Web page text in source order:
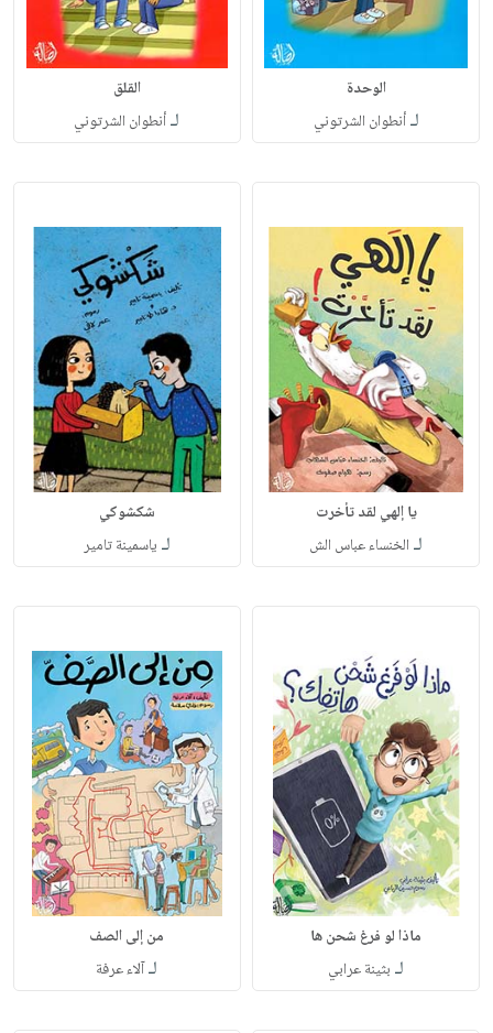
الوحدة
لـأنطوان الشرتوني
القلق
لـأنطوان الشرتوني
يا إلهي لقد تأخرت
لـ الخنساء عباس الش
شكشوكي
لـ ياسمينة تامير
ماذا لو فرغ شحن ها
لـ بثينة عرابي
من إلى الصف
لـآلاء عرفة